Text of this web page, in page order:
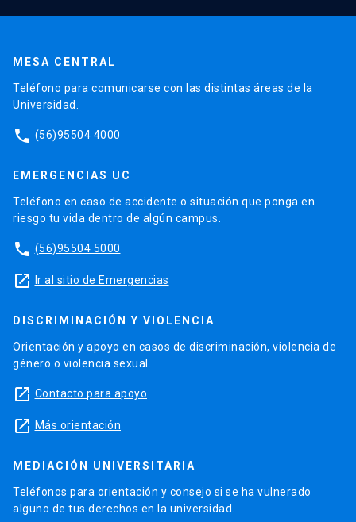
MESA CENTRAL
Teléfono para comunicarse con las distintas áreas de la
Universidad.
phone (56)95504 4000
EMERGENCIAS UC
Teléfono en caso de accidente o situación que ponga en
riesgo tu vida dentro de algún campus.
phone (56)95504 5000
launch Ir al sitio de Emergencias
DISCRIMINACIÓN Y VIOLENCIA
Orientación y apoyo en casos de discriminación, violencia de
género o violencia sexual.
launch Contacto para apoyo
launch Más orientación
MEDIACIÓN UNIVERSITARIA
Teléfonos para orientación y consejo si se ha vulnerado
alguno de tus derechos en la universidad.